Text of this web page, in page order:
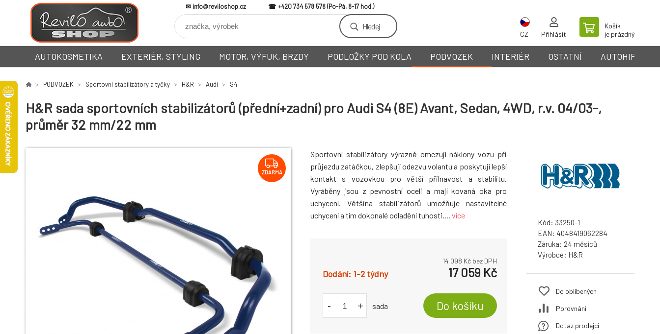
info@reviloshop.cz +420 734 578 578
Hledej
CZ Přihlásit
Košík
je prázdný
AUTOKOSMETIKA EXTERIÉR, STYLING MOTOR, VÝFUK, BRZDY PODLOŽKY POD KOLA PODVOZEK INTERIÉR OSTATNÍ AUTOHIFI
PODVOZEK Sportovní stabilizátory a tyčky H&R Audi S4
H&R sada sportovních stabilizátorů (přední+zadní) pro Audi S4 (8E) Avant, Sedan, 4WD, r.v. 04/03-,
průměr 32 mm/22 mm
ZDARMA
Sportovní stabilizátory výrazně omezují náklony vozu při
průjezdu zatáčkou, zlepšují odezvu volantu a poskytují lepší
kontakt s vozovkou pro větší přilnavost a stabilitu.
Vyráběny jsou z pevnostní oceli a mají kovaná oka pro
uchycení. Většina stabilizátorů umožňuje nastavitelné
uchycení a tím dokonalé odladění tuhosti.... více
14 098 Kč bez DPH
1-2 týdny 17 059 Kč
- + sada Do košíku
Kód: 33250-1
EAN: 4048419062284
Záruka: 24
Výrobce: H&R
Do oblíbených
Porovnání
Dotaz prodejci